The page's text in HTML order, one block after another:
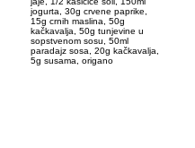
jogurta, 30g crvene paprike,
15g crnih maslina, 50g
kačkavalja, 50g tunjevine u
sopstvenom sosu, 50ml
paradajz sosa, 20g kačkavalja,
5g susama, origano